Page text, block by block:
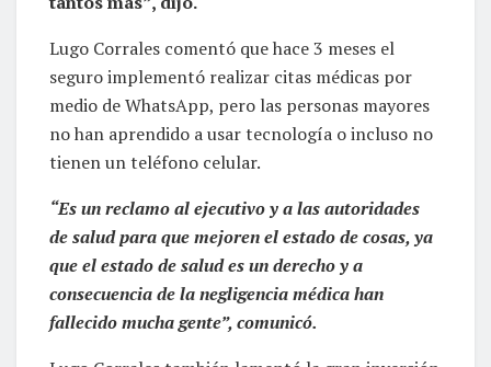
tantos más”, dijo.
Lugo Corrales comentó que hace 3 meses el
seguro implementó realizar citas médicas por
medio de WhatsApp, pero las personas mayores
no han aprendido a usar tecnología o incluso no
tienen un teléfono celular.
“Es un reclamo al ejecutivo y a las autoridades
de salud para que mejoren el estado de cosas, ya
que el estado de salud es un derecho y a
consecuencia de la negligencia médica han
fallecido mucha gente”, comunicó.